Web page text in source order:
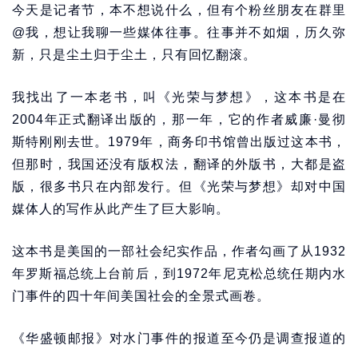
今天是记者节，本不想说什么，但有个粉丝朋友在群里
@我，想让我聊一些媒体往事。往事并不如烟，历久弥
新，只是尘土归于尘土，只有回忆翻滚。
我找出了一本老书，叫《光荣与梦想》，这本书是在
2004年正式翻译出版的，那一年，它的作者威廉·曼彻
斯特刚刚去世。1979年，商务印书馆曾出版过这本书，
但那时，我国还没有版权法，翻译的外版书，大都是盗
版，很多书只在内部发行。但《光荣与梦想》却对中国
媒体人的写作从此产生了巨大影响。
这本书是美国的一部社会纪实作品，作者勾画了从1932
年罗斯福总统上台前后，到1972年尼克松总统任期内水
门事件的四十年间美国社会的全景式画卷。
《华盛顿邮报》对水门事件的报道至今仍是调查报道的